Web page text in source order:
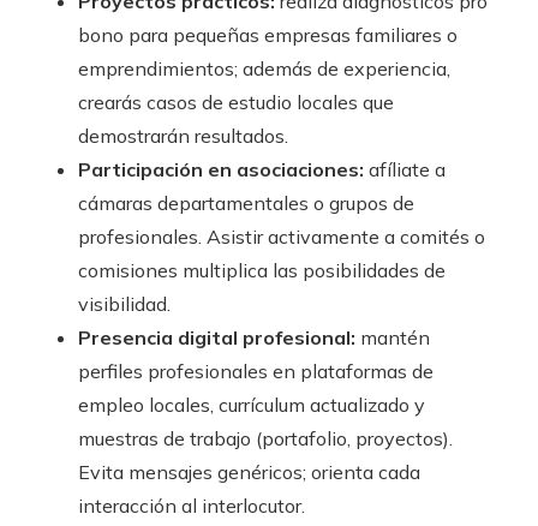
bono para pequeñas empresas familiares o
emprendimientos; además de experiencia,
crearás casos de estudio locales que
demostrarán resultados.
Participación en asociaciones: afíliate a
cámaras departamentales o grupos de
profesionales. Asistir activamente a comités o
comisiones multiplica las posibilidades de
visibilidad.
Presencia digital profesional: mantén
perfiles profesionales en plataformas de
empleo locales, currículum actualizado y
muestras de trabajo (portafolio, proyectos).
Evita mensajes genéricos; orienta cada
interacción al interlocutor.